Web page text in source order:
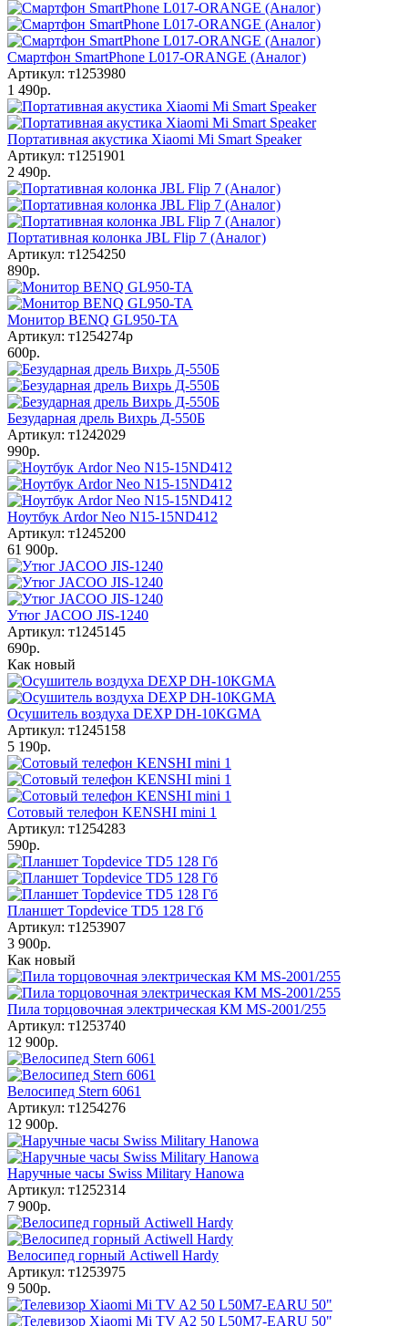
Смартфон SmartPhone L017-ORANGE (Аналог)
Артикул: т1253980
1 490р.
Портативная акустика Xiaomi Mi Smart Speaker
Артикул: т1251901
2 490р.
Портативная колонка JBL Flip 7 (Аналог)
Артикул: т1254250
890р.
Монитор BENQ GL950-TA
Артикул: т1254274р
600р.
Безударная дрель Вихрь Д-550Б
Артикул: т1242029
990р.
Ноутбук Ardor Neo N15-15ND412
Артикул: т1245200
61 900р.
Утюг JACOO JIS-1240
Артикул: т1245145
690р.
Как новый
Осушитель воздуха DEXP DH-10KGMA
Артикул: т1245158
5 190р.
Сотовый телефон KENSHI mini 1
Артикул: т1254283
590р.
Планшет Topdevice TD5 128 Гб
Артикул: т1253907
3 900р.
Как новый
Пила торцовочная электрическая КМ MS-2001/255
Артикул: т1253740
12 900р.
Велосипед Stern 6061
Артикул: т1254276
12 900р.
Наручные часы Swiss Military Hanowa
Артикул: т1252314
7 900р.
Велосипед горный Aсtiwell Hardy
Артикул: т1253975
9 500р.